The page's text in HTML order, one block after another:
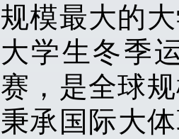
规模最大的
大学生冬季
赛，是全球
秉承国际大